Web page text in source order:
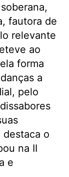
fautora de
relevante
ao
forma
a
pelo
destaca o
na II
e